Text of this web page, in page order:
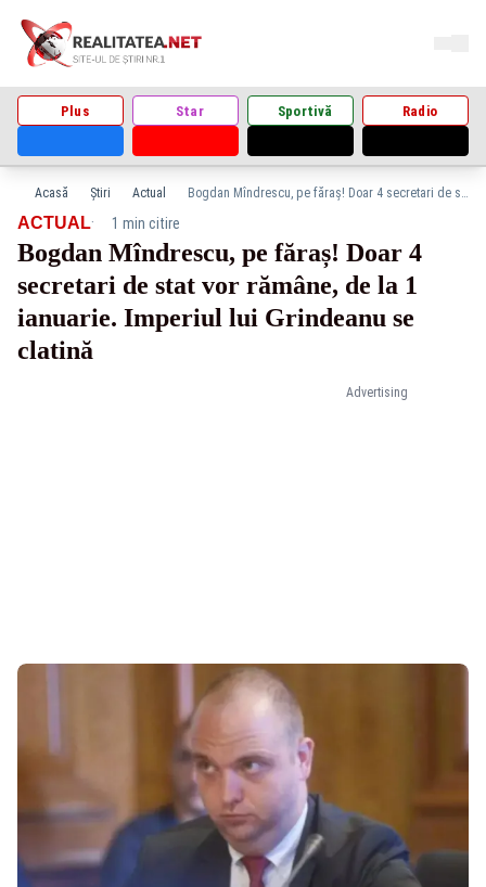
Plus Star Sportivă Radio
Acasă Știri Actual Bogdan Mîndrescu, pe făraș! Doar 4 secretari de stat vor rămâne, de la 1 ianuarie. Imperiul lui Grindeanu se clatină
Advertising
ACTUAL· 1 min citire
Bogdan Mîndrescu, pe făraș! Doar 4
secretari de stat vor rămâne, de la 1
ianuarie. Imperiul lui Grindeanu se
clatină